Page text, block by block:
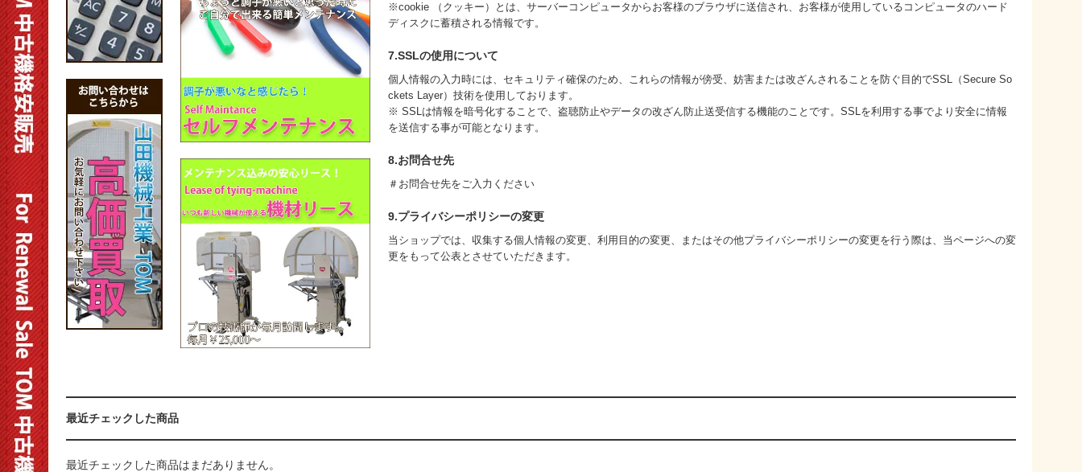
※cookie （クッキー）とは、サーバーコンピュータからお客様のブラウザに送信され、お客様が使用しているコンピュータのハード
ディスクに蓄積される情報です。
7.SSLの使用について
個人情報の入力時には、セキュリティ確保のため、これらの情報が傍受、妨害または改ざんされることを防ぐ目的でSSL（Secure So
ckets Layer）技術を使用しております。
※ SSLは情報を暗号化することで、盗聴防止やデータの改ざん防止送受信する機能のことです。SSLを利用する事でより安全に情報
を送信する事が可能となります。
8.お問合せ先
＃お問合せ先をご入力ください
9.プライバシーポリシーの変更
当ショップでは、収集する個人情報の変更、利用目的の変更、またはその他プライバシーポリシーの変更を行う際は、当ページへの変
更をもって公表とさせていただきます。
最近チェックした商品
最近チェックした商品はまだありません。